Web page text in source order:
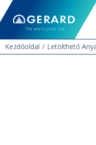
Kezdőoldal
Letölthető